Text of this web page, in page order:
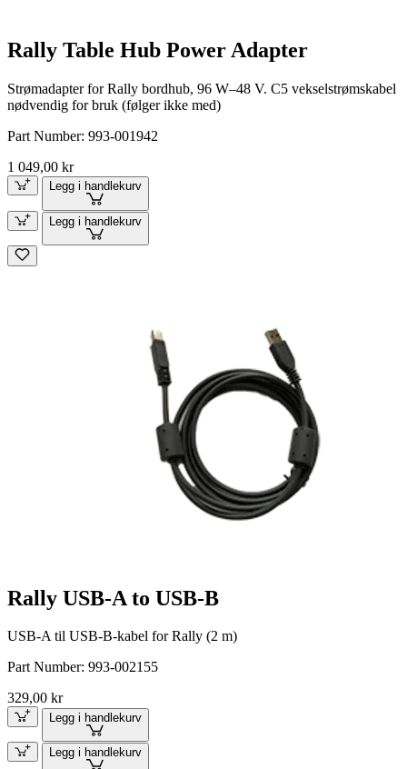
Rally Table Hub Power Adapter
Strømadapter for Rally bordhub, 96 W–48 V. C5 vekselstrømskabel
nødvendig for bruk (følger ikke med)
Part Number: 993-001942
1 049,00 kr
Legg i handlekurv
Legg i handlekurv
Rally USB-A to USB-B
USB-A til USB-B-kabel for Rally (2 m)
Part Number: 993-002155
329,00 kr
Legg i handlekurv
Legg i handlekurv